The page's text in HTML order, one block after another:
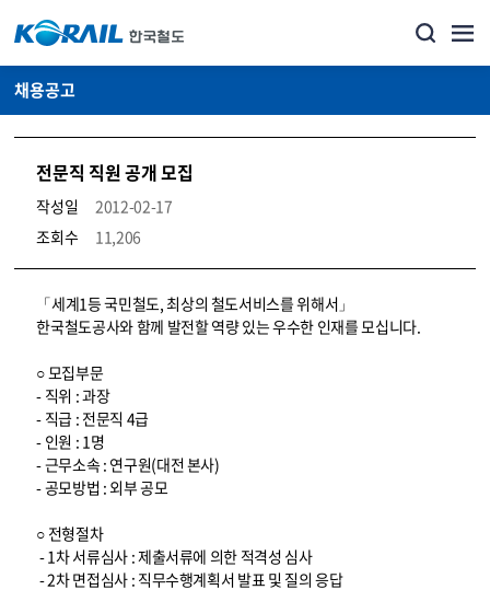
채용공고
전문직 직원 공개 모집
작성일
2012-02-17
조회수
11,206
코레일소개_경영공시_채용공고 상세보기 – 내용, 파일, 담당자 연락처로 구성
「세계1등 국민철도, 최상의 철도서비스를 위해서」
한국철도공사와 함께 발전할 역량 있는 우수한 인재를 모십니다.
○ 모집부문
- 직위 : 과장
- 직급 : 전문직 4급
- 인원 : 1명
- 근무소속 : 연구원(대전 본사)
- 공모방법 : 외부 공모
○ 전형절차
- 1차 서류심사 : 제출서류에 의한 적격성 심사
- 2차 면접심사 : 직무수행계획서 발표 및 질의 응답